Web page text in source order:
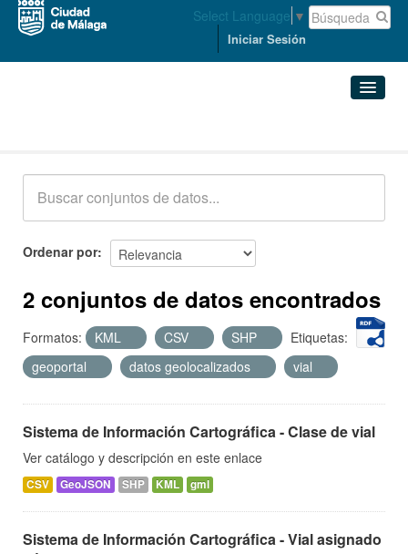
Select Language ▼
Iniciar Sesión
Acerca de
Ordenar por
2 conjuntos de datos encontrados
Formatos: KML CSV SHP
Etiquetas:
geoportal
datos geolocalizados vial
Sistema de Información Cartográfica - Clase de vial
Ver catálogo y descripción en este enlace
CSV GeoJSON SHP KML gml
Sistema de Información Cartográfica - Vial asignado